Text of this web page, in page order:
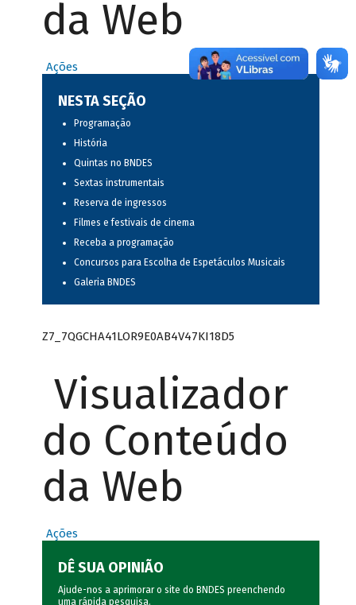
da Web
Ações
NESTA SEÇÃO
Programação
História
Quintas no BNDES
Sextas instrumentais
Reserva de ingressos
Filmes e festivais de cinema
Receba a programação
Concursos para Escolha de Espetáculos Musicais
Galeria BNDES
Z7_7QGCHA41LOR9E0AB4V47KI18D5
Visualizador
do Conteúdo
da Web
Ações
DÊ SUA OPINIÃO
Ajude-nos a aprimorar o site do BNDES preenchendo
uma rápida pesquisa.